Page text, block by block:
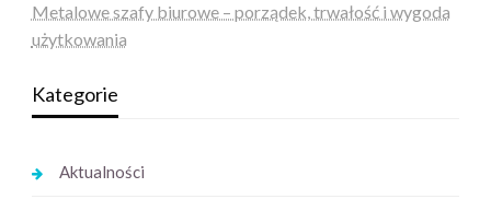
Metalowe szafy biurowe – porządek, trwałość i wygoda
użytkowania
Kategorie
Aktualności